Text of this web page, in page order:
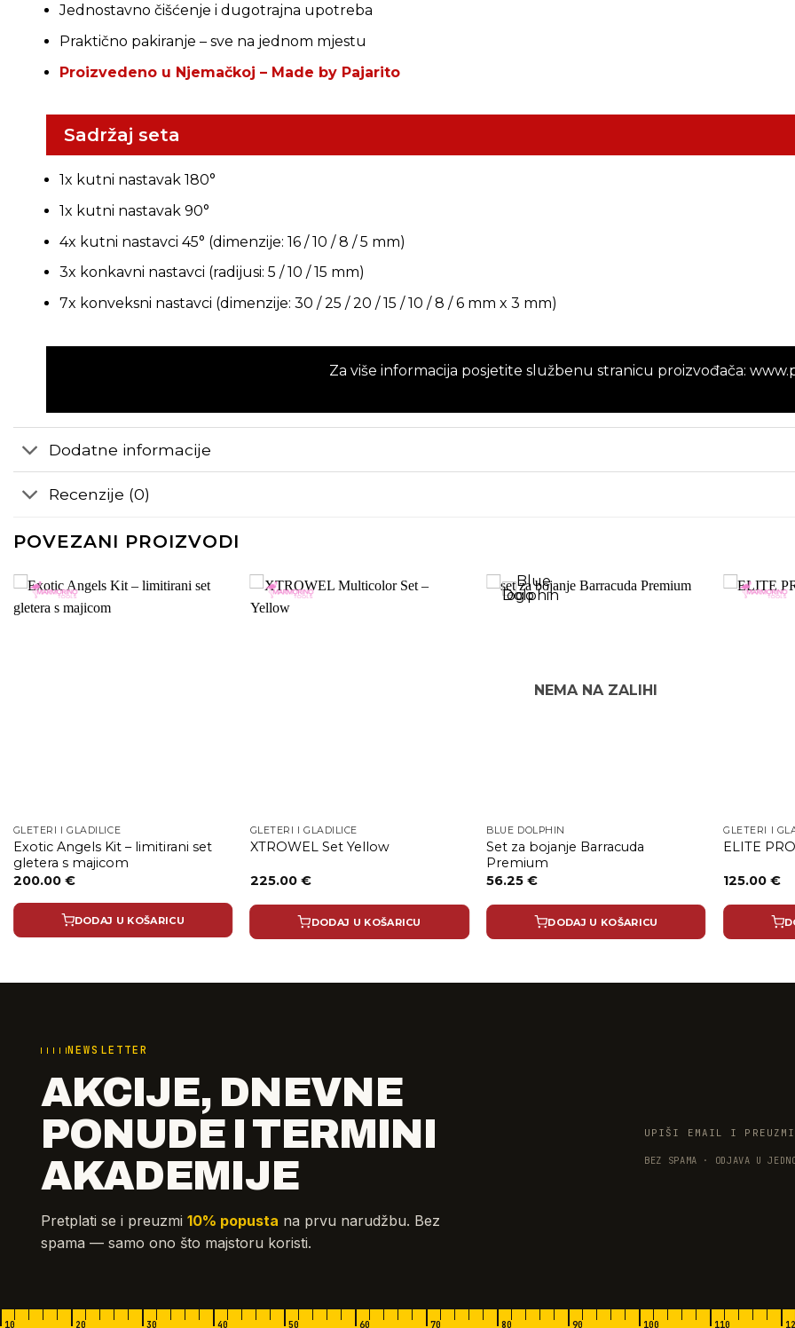
Jednostavno čišćenje i dugotrajna upotreba
Praktično pakiranje – sve na jednom mjestu
Proizvedeno u Njemačkoj – Made by Pajarito
Sadržaj seta
1x kutni nastavak 180°
1x kutni nastavak 90°
4x kutni nastavci 45° (dimenzije: 16 / 10 / 8 / 5 mm)
3x konkavni nastavci (radijusi: 5 / 10 / 15 mm)
7x konveksni nastavci (dimenzije: 30 / 25 / 20 / 15 / 10 / 8 / 6 mm x 3 mm)
Za više informacija posjetite službenu stranicu proizvođača:
Dodatne informacije
Recenzije (0)
POVEZANI PROIZVODI
GLETERI I GLADILICE
Exotic Angels Kit – limitirani set
gletera s majicom
200.00 €
DODAJ U KOŠARICU
GLETERI I GLADILICE
XTROWEL Set Yellow
225.00 €
DODAJ U KOŠARICU
NEMA NA ZALIHI
BLUE DOLPHIN
Set za bojanje Barracuda
Premium
56.25€
DODAJ U KOŠARICU
GLETERI I
ELITE
125.00€
NEWSLETTER
AKCIJE, DNEVNE
PONUDE I TERMINI
AKADEMIJE
Pretplati se i preuzmi 10% popusta na prvu narudžbu. Bez
spama — samo ono što majstoru koristi.
UPIŠI EMAIL I PREUZMI
BEZ SPAMA · ODJAVA U
10 20 30 40 50 60 70 80 90 100 110